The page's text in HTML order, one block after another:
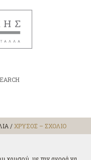
/ΧΡΥΣΟΣ – ΣΧΟΛΙΟ